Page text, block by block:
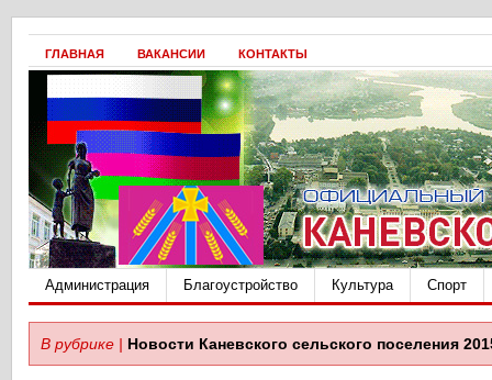
ГЛАВНАЯ ВАКАНСИИ КОНТАКТЫ
Администрация Благоустройство Культура Спорт
В рубрике | Новости Каневского сельского поселения